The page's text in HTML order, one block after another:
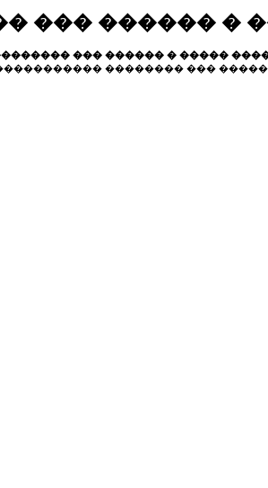
��� ������ �
��� ������ � �����
�������� ���